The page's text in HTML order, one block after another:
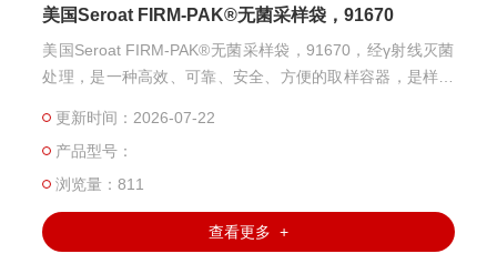
美国Seroat FIRM-PAK®无菌采样袋，91670
美国Seroat FIRM-PAK®无菌采样袋，91670，经γ射线灭菌
处理，是一种高效、可靠、安全、方便的取样容器，是样品
样品，被广泛应用在制药行业，食品检测，环境监测、医
学、生命科学等领域。
更新时间：2026-07-22
产品型号：
浏览量：811
查看更多 +